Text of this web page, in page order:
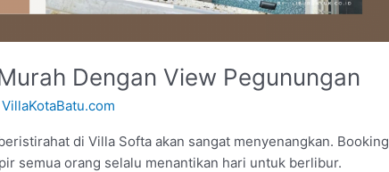
Dengan View Pegunungan
VillaKotaBatu.com
di Villa Softa akan sangat menyenangkan. Booking
semua orang selalu menantikan hari untuk berlibur.